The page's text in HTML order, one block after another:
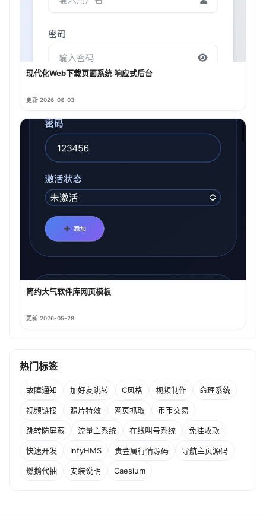
现代化Web下载页面系统 响应式后台
更新 2026-06-03
简约大气软件库网页模板
更新 2026-05-28
热门标签
故障通知 加好友跳转 C风格 视频制作 命理系统
视频链接 照片特效 网页抓取 币币交易
跳转防屏蔽 流量主系统 在线叫号系统 免挂收款
快速开发 InfyHMS 贵金属行情源码 导航主页源码
燃鹅代抽 安装说明 Caesium